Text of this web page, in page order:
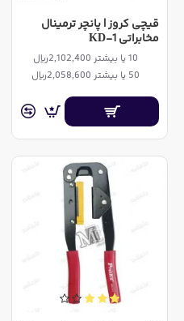
قیچی کروز | پانچر ترمینال
مخابراتی KD-1
10 یا بیشتر 2,102,400ریال
50 یا بیشتر 2,058,600ریال